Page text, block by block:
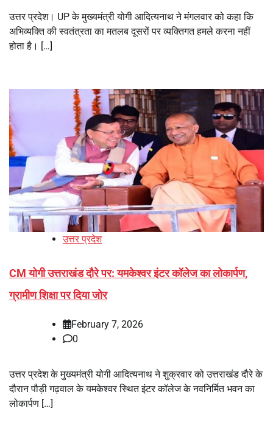
उत्तर प्रदेश। UP के मुख्यमंत्री योगी आदित्यनाथ ने मंगलवार को कहा कि
अभिव्यक्ति की स्वतंत्रता का मतलब दूसरों पर व्यक्तिगत हमले करना नहीं
होता है। […]
उत्तर प्रदेश
CM योगी उत्तराखंड दौरे पर: यमकेश्वर इंटर कॉलेज का लोकार्पण,
ग्रामीण शिक्षा पर दिया जोर
February 7, 2026
0
उत्तर प्रदेश के मुख्यमंत्री योगी आदित्यनाथ ने शुक्रवार को उत्तराखंड दौरे के
दौरान पौड़ी गढ़वाल के यमकेश्वर स्थित इंटर कॉलेज के नवनिर्मित भवन का
लोकार्पण […]